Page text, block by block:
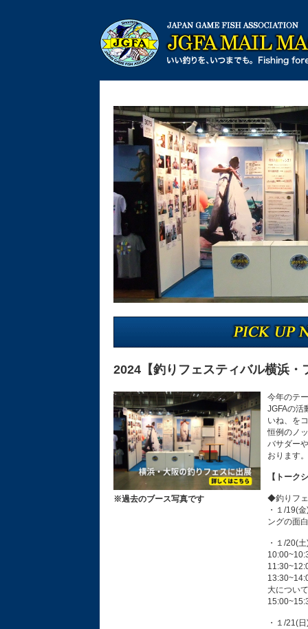
2024【釣りフェスティバル横浜
※過去のブース写真です
今年のテ
JGFAの活
いね、を
恒例のノ
バサダー
おります。
【トーク
◆釣りフ
・１/19(
ングの面
・１/20(
大につい
・１/21(